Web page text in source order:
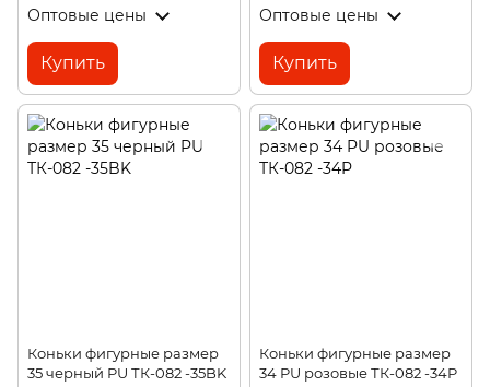
Оптовые цены
Купить
Оптовые цены
Купить
Коньки фигурные размер
35 черный PU ТК-082 -35BK
Коньки фигурные размер
34 PU розовые ТК-082 -34P